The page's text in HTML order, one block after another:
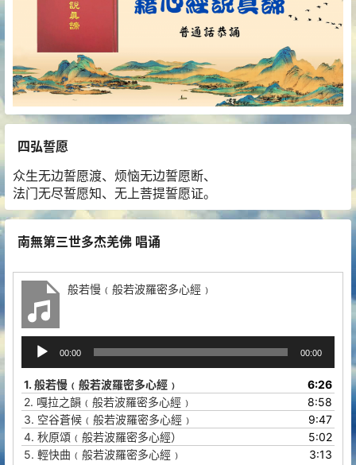
四弘誓愿
众生无边誓愿渡、烦恼无边誓愿断、
法门无尽誓愿知、无上菩提誓愿证。
南無第三世多杰羌佛 唱诵
般若慢﹙般若波羅密多心經﹚
播
放
器
00:00 00:00
1. 般若慢﹙般若波羅密多心經﹚
6:26
2. 嘎拉之韻﹙般若波羅密多心經﹚
8:58
3. 空谷蒼候﹙般若波羅密多心經﹚
9:47
4. 秋原頌﹙般若波羅密多心經）
5:02
5. 輕快曲﹙般若波羅密多心經﹚ 3:13